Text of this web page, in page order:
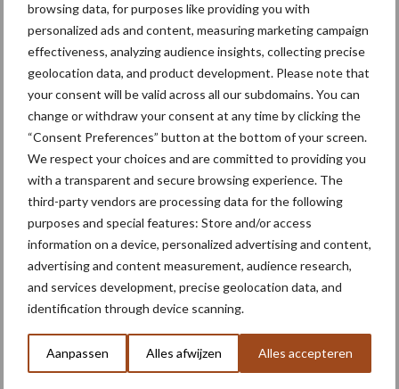
browsing data, for purposes like providing you with
personalized ads and content, measuring marketing campaign
effectiveness, analyzing audience insights, collecting precise
geolocation data, and product development. Please note that
your consent will be valid across all our subdomains. You can
change or withdraw your consent at any time by clicking the
“Consent Preferences” button at the bottom of your screen.
We respect your choices and are committed to providing you
with a transparent and secure browsing experience. The
third-party vendors are processing data for the following
purposes and special features: Store and/or access
information on a device, personalized advertising and content,
advertising and content measurement, audience research,
and services development, precise geolocation data, and
identification through device scanning.
Aanpassen Alles afwijzen Alles accepteren
Bron:Pöttinger
Aanbevolen voor jou! zaaimachine
Pöttinger brengt Puro H
3000-precisiezaaimachine
in 2027 op Europese markt
Eerste DUO zaaimachines
van ZOCON uitgeleverd
Väderstad toont volgende
generatie Tempo T